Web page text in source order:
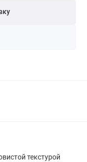
текстурой